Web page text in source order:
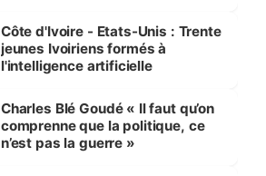
Côte d'Ivoire - Etats-Unis : Trente
jeunes Ivoiriens formés à
l'intelligence artificielle
Charles Blé Goudé « Il faut qu’on
comprenne que la politique, ce
n’est pas la guerre »